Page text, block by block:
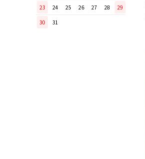
ミニパンのお手入れ方法
ミニパン（大）で料理を楽し
23
24 25 26 27 28
29
30
31